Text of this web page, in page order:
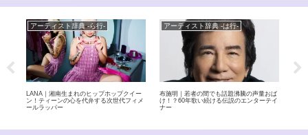
アーティスト辞典 -ら行-
LANA｜湘南生まれのヒップホップクイー
ン！ティーンの心を代弁する次世代フィメ
ールラッパー
アーティスト辞典 -は行-
布施明｜若者の間でも話題沸騰の声量おば
け！？60年歌い続ける伝説のエンターテイ
ナー